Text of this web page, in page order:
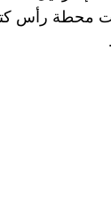
محطة رأس